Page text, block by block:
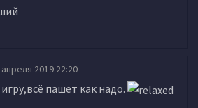
2019 22:20
пашет как надо.